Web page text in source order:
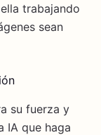
trabajando
sean
su fuerza y
IA que haga